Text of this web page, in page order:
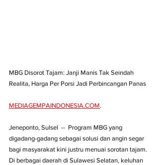
MBG Disorot Tajam: Janji Manis Tak Seindah
Realita, Harga Per Porsi Jadi Perbincangan Panas
MEDIAGEMPAINDONESIA.COM.
Jeneponto, Sulsel  --  Program MBG yang
digadang-gadang sebagai solusi dan angin segar
bagi masyarakat kini justru menuai sorotan tajam.
Di berbagai daerah di Sulawesi Selatan, keluhan